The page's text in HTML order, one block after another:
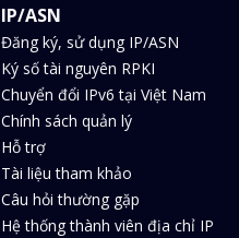
IP/ASN
Đăng ký, sử dụng IP/ASN
Ký số tài nguyên RPKI
Chuyển đổi IPv6 tại Việt Nam
Chính sách quản lý
Hỗ trợ
Tài liệu tham khảo
Câu hỏi thường gặp
Hệ thống thành viên địa chỉ IP